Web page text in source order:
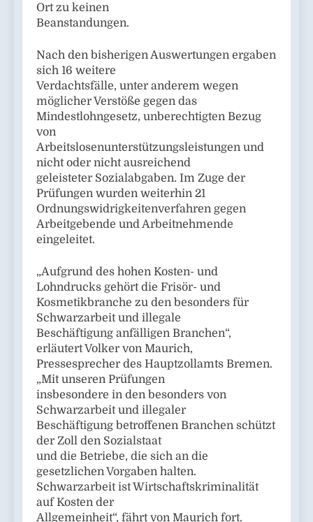
Ort zu keinen
Beanstandungen.
Nach den bisherigen Auswertungen ergaben
sich 16 weitere
Verdachtsfälle, unter anderem wegen
möglicher Verstöße gegen das
Mindestlohngesetz, unberechtigten Bezug
von
Arbeitslosenunterstützungsleistungen und
nicht oder nicht ausreichend
geleisteter Sozialabgaben. Im Zuge der
Prüfungen wurden weiterhin 21
Ordnungswidrigkeitenverfahren gegen
Arbeitgebende und Arbeitnehmende
eingeleitet.
„Aufgrund des hohen Kosten- und
Lohndrucks gehört die Frisör- und
Kosmetikbranche zu den besonders für
Schwarzarbeit und illegale
Beschäftigung anfälligen Branchen“,
erläutert Volker von Maurich,
Pressesprecher des Hauptzollamts Bremen.
„Mit unseren Prüfungen
insbesondere in den besonders von
Schwarzarbeit und illegaler
Beschäftigung betroffenen Branchen schützt
der Zoll den Sozialstaat
und die Betriebe, die sich an die
gesetzlichen Vorgaben halten.
Schwarzarbeit ist Wirtschaftskriminalität
auf Kosten der
Allgemeinheit“, fährt von Maurich fort.